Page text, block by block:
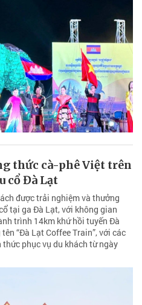
thức cà-phê Việt trên
cổ Đà Lạt
được trải nghiệm và thưởng
tại ga Đà Lạt, với không gian
trình 14km khứ hồi tuyến Đà
“Đà Lạt Coffee Train”, với các
phục vụ du khách từ ngày